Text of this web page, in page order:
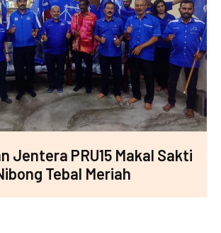
Jentera PRU15 Makal Sakti
Tebal Meriah